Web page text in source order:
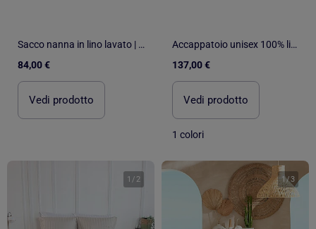
Sacco nanna in lino lavato | SEVIRA KIDS
84,00 €
Vedi prodotto
Accappatoio unisex 100% lino naturale
137,00 €
Vedi prodotto
1 colori
1 / 2 1/3